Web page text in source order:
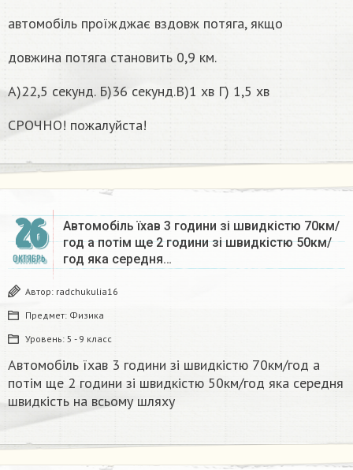
автомобіль проїжджає вздовж потяга, якщо
довжина потяга становить 0,9 км.
A)22,5 секунд. Б)36 секунд.В)1 хв Г) 1,5 хв
СРОЧНО! пожалуйста!
26
ОКТЯБРЬ
Автомобіль їхав 3 години зі швидкістю 70км/
год а потім ще 2 години зі швидкістю 50км/
год яка середня…
Автор: radchukulia16
Предмет: Физика
Уровень: 5 - 9 класс
Автомобіль їхав 3 години зі швидкістю 70км/год а
потім ще 2 години зі швидкістю 50км/год яка середня
швидкість на всьому шляху